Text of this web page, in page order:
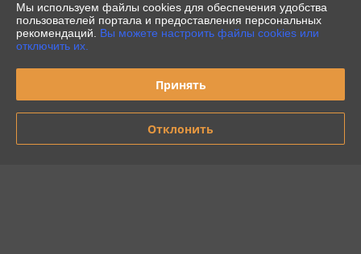
График работы
Политика обработки cookies
Сайт создан на платформе Deal.by
Мы используем файлы cookies для обеспечения удобства
пользователей портала и предоставления персональных
рекомендаций. Вы можете настроить файлы cookies или
отключить их.
Принять
Отклонить